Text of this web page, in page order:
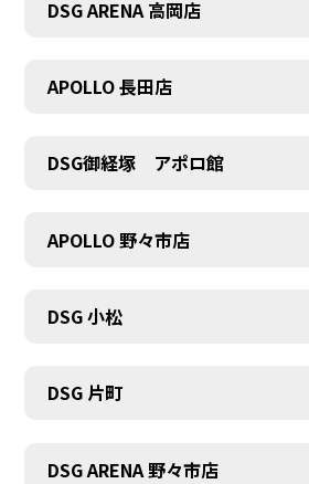
DSG ARENA 高岡店
APOLLO 長田店
DSG御経塚 アポロ館
APOLLO 野々市店
DSG 小松
DSG 片町
DSG ARENA 野々市店